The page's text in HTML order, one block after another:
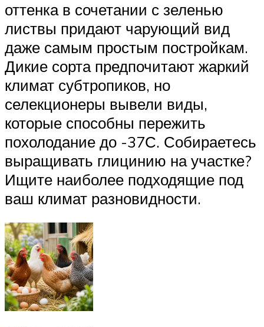
оттенка в сочетании с зеленью
листвы придают чарующий вид
даже самым простым постройкам.
Дикие сорта предпочитают жаркий
климат субтропиков, но
селекционеры вывели виды,
которые способны пережить
похолодание до -37С. Собираетесь
выращивать глицинию на участке?
Ищите наиболее подходящие под
ваш климат разновидности.